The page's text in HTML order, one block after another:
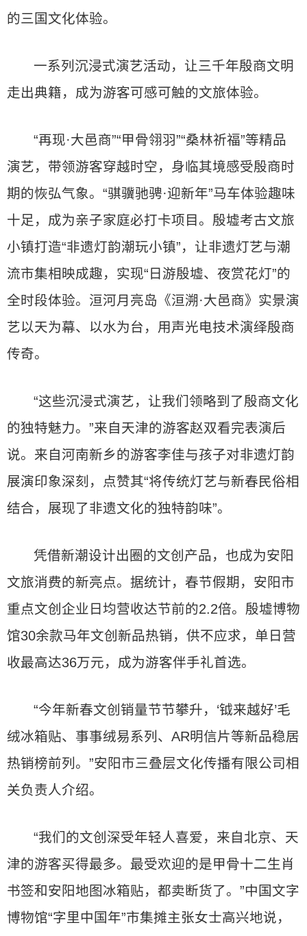
的三国文化体验。
一系列沉浸式演艺活动，让三千年殷商文明
走出典籍，成为游客可感可触的文旅体验。
“再现·大邑商”“甲骨翎羽”“桑林祈福”等精品
演艺，带领游客穿越时空，身临其境感受殷商时
期的恢弘气象。“骐骥驰骋·迎新年”马车体验趣味
十足，成为亲子家庭必打卡项目。殷墟考古文旅
小镇打造“非遗灯韵潮玩小镇”，让非遗灯艺与潮
流市集相映成趣，实现“日游殷墟、夜赏花灯”的
全时段体验。洹河月亮岛《洹溯·大邑商》实景演
艺以天为幕、以水为台，用声光电技术演绎殷商
传奇。
“这些沉浸式演艺，让我们领略到了殷商文化
的独特魅力。”来自天津的游客赵双看完表演后
说。来自河南新乡的游客李佳与孩子对非遗灯韵
展演印象深刻，点赞其“将传统灯艺与新春民俗相
结合，展现了非遗文化的独特韵味”。
凭借新潮设计出圈的文创产品，也成为安阳
文旅消费的新亮点。据统计，春节假期，安阳市
重点文创企业日均营收达节前的2.2倍。殷墟博物
馆30余款马年文创新品热销，供不应求，单日营
收最高达36万元，成为游客伴手礼首选。
“今年新春文创销量节节攀升，‘钺来越好’毛
绒冰箱贴、事事绒易系列、AR明信片等新品稳居
热销榜前列。”安阳市三叠层文化传播有限公司相
关负责人介绍。
“我们的文创深受年轻人喜爱，来自北京、天
津的游客买得最多。最受欢迎的是甲骨十二生肖
书签和安阳地图冰箱贴，都卖断货了。”中国文字
博物馆“字里中国年”市集摊主张女士高兴地说，